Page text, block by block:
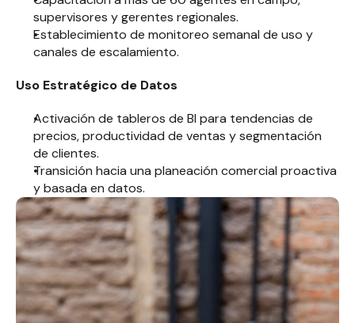
supervisores y gerentes regionales.
Establecimiento de monitoreo semanal de uso y
canales de escalamiento.
Uso Estratégico de Datos
Activación de tableros de BI para tendencias de
precios, productividad de ventas y segmentación
de clientes.
Transición hacia una planeación comercial proactiva
y basada en datos.